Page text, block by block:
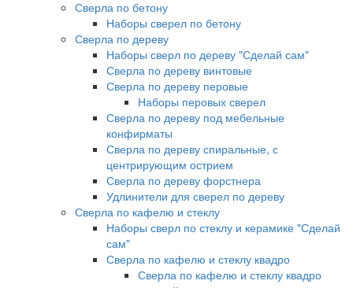
Сверла по бетону
Наборы сверел по бетону
Сверла по дереву
Наборы сверл по дереву "Сделай сам"
Сверла по дереву винтовые
Сверла по дереву перовые
Наборы перовых сверел
Сверла по дереву под мебельные
конфирматы
Сверла по дереву спиральные, с
центрирующим острием
Сверла по дереву форстнера
Удлинители для сверел по дереву
Сверла по кафелю и стеклу
Наборы сверл по стеклу и керамике "Сделай
сам"
Сверла по кафелю и стеклу квадро
Сверла по кафелю и стеклу квадро